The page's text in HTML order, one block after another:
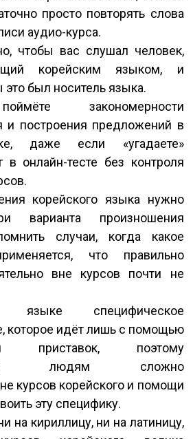
просто повторять слова
аудио-курса.
чтобы вас слушал человек,
корейским языком, и
это был носитель языка.
закономерности
и построения предложений в
даже если «угадаете»
в онлайн-тесте без контроля
корейского языка нужно
варианта произношения
случаи, когда какое
что правильно
вне курсов почти не
специфическое
которое идёт лишь с помощью
приставок, поэтому
людям сложно
курсов корейского и помощи
эту специфику.
на кириллицу, ни на латиницу,